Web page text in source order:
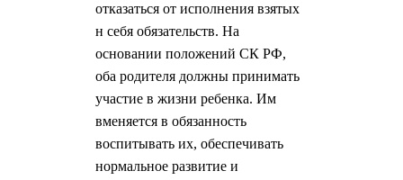
отказаться от исполнения взятых
н себя обязательств. На
основании положений СК РФ,
оба родителя должны принимать
участие в жизни ребенка. Им
вменяется в обязанность
воспитывать их, обеспечивать
нормальное развитие и